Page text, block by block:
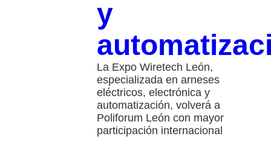
y
La Expo Wiretech León,
especializada en arneses
eléctricos, electrónica y
automatización, volverá a
Poliforum León con mayor
participación internacional